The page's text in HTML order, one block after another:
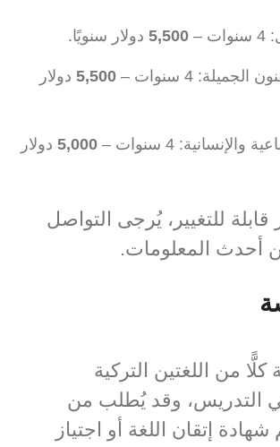
–
5,500 دولار سنويًا.
4 سنوات – 5,500 دولار
والإنسانية: 4 سنوات – 5,000 دولار
قابلة للتغيير، يُرجى التواصل
أحدث المعلومات.
كلًّا من اللغتين التركية
في التدريس، وقد يُطلب من
شهادة إتقان اللغة أو اجتياز